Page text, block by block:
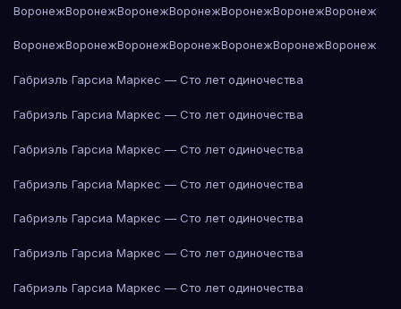
ВоронежВоронежВоронежВоронежВоронежВоронежВоронеж
ВоронежВоронежВоронежВоронежВоронежВоронежВоронеж
Габриэль Гарсиа Маркес — Сто лет одиночества
Габриэль Гарсиа Маркес — Сто лет одиночества
Габриэль Гарсиа Маркес — Сто лет одиночества
Габриэль Гарсиа Маркес — Сто лет одиночества
Габриэль Гарсиа Маркес — Сто лет одиночества
Габриэль Гарсиа Маркес — Сто лет одиночества
Габриэль Гарсиа Маркес — Сто лет одиночества